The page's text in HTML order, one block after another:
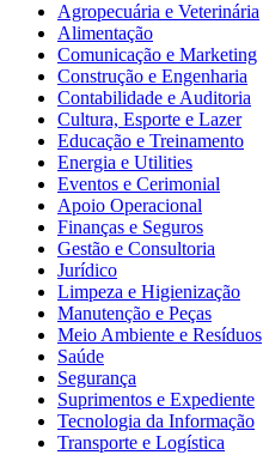
Agropecuária e Veterinária
Alimentação
Comunicação e Marketing
Construção e Engenharia
Contabilidade e Auditoria
Cultura, Esporte e Lazer
Educação e Treinamento
Energia e Utilities
Eventos e Cerimonial
Apoio Operacional
Finanças e Seguros
Gestão e Consultoria
Jurídico
Limpeza e Higienização
Manutenção e Peças
Meio Ambiente e Resíduos
Saúde
Segurança
Suprimentos e Expediente
Tecnologia da Informação
Transporte e Logística